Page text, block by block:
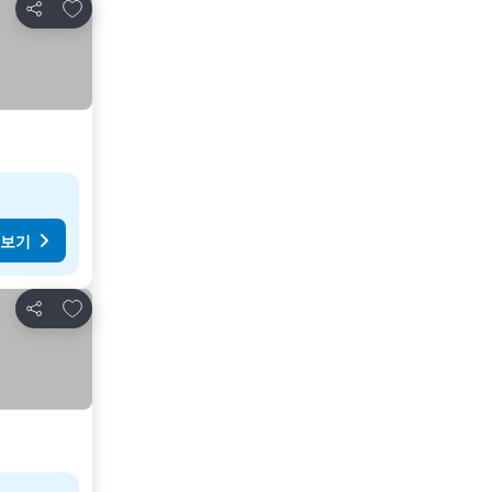
공유
즐겨찾기에 추가
기
공유
즐겨찾기에 추가